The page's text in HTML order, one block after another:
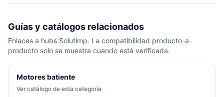
Guías y catálogos relacionados
Enlaces a hubs Solutimp. La compatibilidad producto-a-
producto solo se muestra cuando está verificada.
Motores batiente
Ver catálogo de esta categoría